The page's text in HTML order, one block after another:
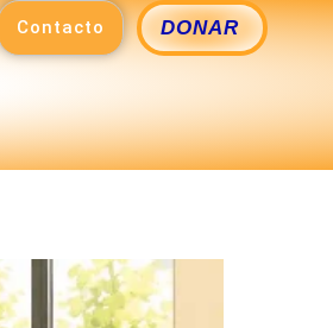
Contacto DONAR